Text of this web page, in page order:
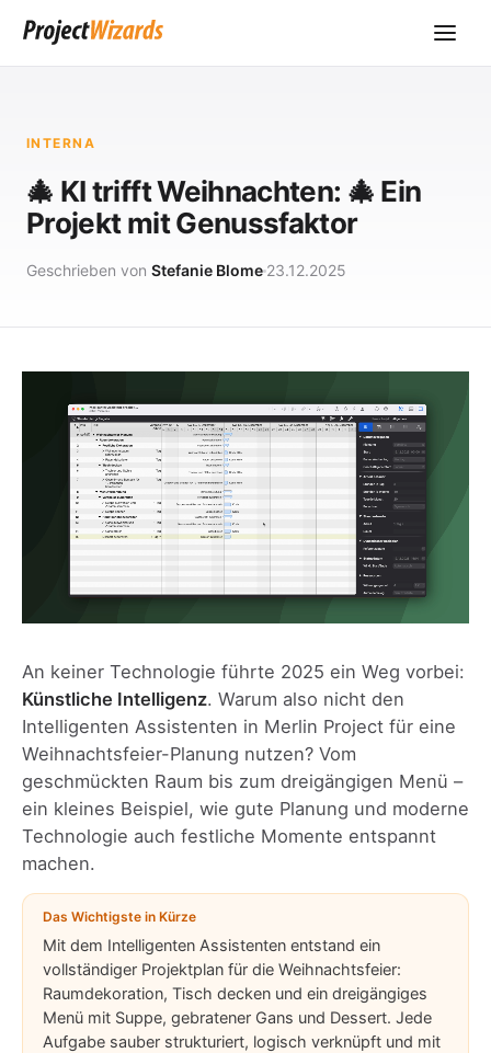
INTERNA
🎄 KI trifft Weihnachten: 🎄 Ein
Projekt mit Genussfaktor
Geschrieben von Stefanie Blome 23.12.2025
An keiner Technologie führte 2025 ein Weg vorbei:
Künstliche Intelligenz. Warum also nicht den
Intelligenten Assistenten in Merlin Project für eine
Weihnachtsfeier-Planung nutzen? Vom
geschmückten Raum bis zum dreigängigen Menü –
ein kleines Beispiel, wie gute Planung und moderne
Technologie auch festliche Momente entspannt
machen.
Das Wichtigste in Kürze
Mit dem Intelligenten Assistenten entstand ein
vollständiger Projektplan für die Weihnachtsfeier:
Raumdekoration, Tisch decken und ein dreigängiges
Menü mit Suppe, gebratener Gans und Dessert. Jede
Aufgabe sauber strukturiert, logisch verknüpft und mit